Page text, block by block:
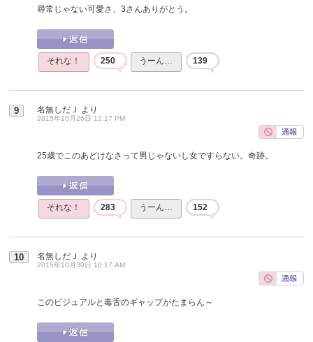
尋常じゃない可愛さ、3さんありがとう。
それな！ 250 うーん… 139
9 名無しだＪ より
2015年10月26日 12:17 PM
25歳でこのあどけなさって男じゃないし女ですらない。奇跡。
それな！ 283 うーん… 152
10 名無しだＪ より
2015年10月30日 10:17 AM
このビジュアルと毒舌のギャップがたまらん～